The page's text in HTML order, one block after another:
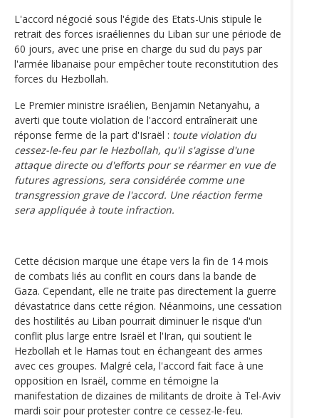
L'accord négocié sous l'égide des Etats-Unis stipule le
retrait des forces israéliennes du Liban sur une période de
60 jours, avec une prise en charge du sud du pays par
l'armée libanaise pour empêcher toute reconstitution des
forces du Hezbollah.
Le Premier ministre israélien, Benjamin Netanyahu, a
averti que toute violation de l'accord entraînerait une
réponse ferme de la part d'Israël : toute violation du
cessez-le-feu par le Hezbollah, qu'il s'agisse d'une
attaque directe ou d'efforts pour se réarmer en vue de
futures agressions, sera considérée comme une
transgression grave de l'accord. Une réaction ferme
sera appliquée à toute infraction.
Cette décision marque une étape vers la fin de 14 mois
de combats liés au conflit en cours dans la bande de
Gaza. Cependant, elle ne traite pas directement la guerre
dévastatrice dans cette région. Néanmoins, une cessation
des hostilités au Liban pourrait diminuer le risque d'un
conflit plus large entre Israël et l'Iran, qui soutient le
Hezbollah et le Hamas tout en échangeant des armes
avec ces groupes. Malgré cela, l'accord fait face à une
opposition en Israël, comme en témoigne la
manifestation de dizaines de militants de droite à Tel-Aviv
mardi soir pour protester contre ce cessez-le-feu.